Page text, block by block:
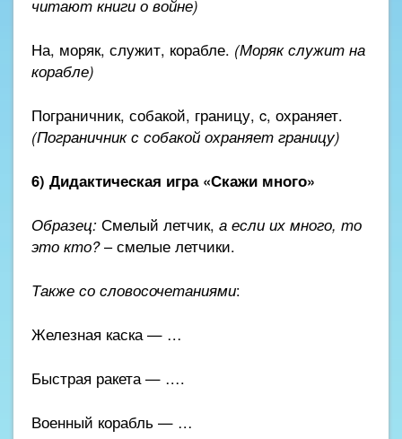
читают книги о войне)
На, моряк, служит, корабле. (Моряк служит на
корабле)
Пограничник, собакой, границу, c, охраняет.
(Пограничник с собакой охраняет границу)
6) Дидактическая игра «Скажи много»
Образец: Смелый летчик, а если их много, то
это кто?– смелые летчики.
Также со словосочетаниями:
Железная каска — …
Быстрая ракета — ….
Военный корабль — …